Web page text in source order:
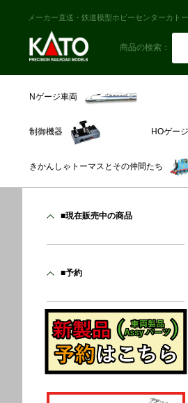
メーカー直送・鉄道模型ホビーセンターカト
商品の検索：
Nゲージ車両
制御機器 HOゲー
きかんしゃトーマスとその仲間たち
■現在販売中の商品
■予約